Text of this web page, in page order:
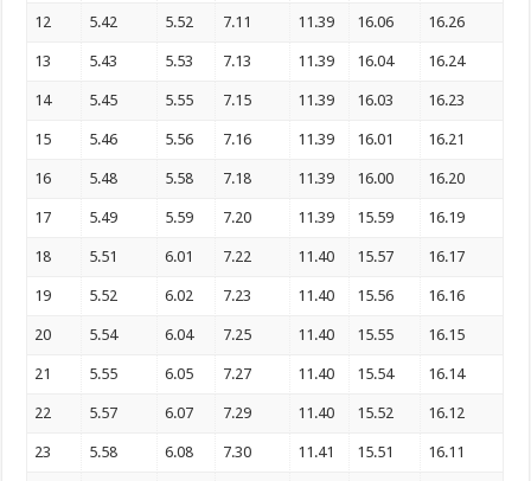
12 5.42 5.52 7.11 11.39 16.06 16.26
13 5.43 5.53 7.13 11.39 16.04 16.24
14 5.45 5.55 7.15 11.39 16.03 16.23
15 5.46 5.56 7.16 11.39 16.01 16.21
16 5.48 5.58 7.18 11.39 16.00 16.20
17 5.49 5.59 7.20 11.39 15.59 16.19
18 5.51 6.01 7.22 11.40 15.57 16.17
19 5.52 6.02 7.23 11.40 15.56 16.16
20 5.54 6.04 7.25 11.40 15.55 16.15
21 5.55 6.05 7.27 11.40 15.54 16.14
22 5.57 6.07 7.29 11.40 15.52 16.12
23 5.58 6.08 7.30 11.41 15.51 16.11